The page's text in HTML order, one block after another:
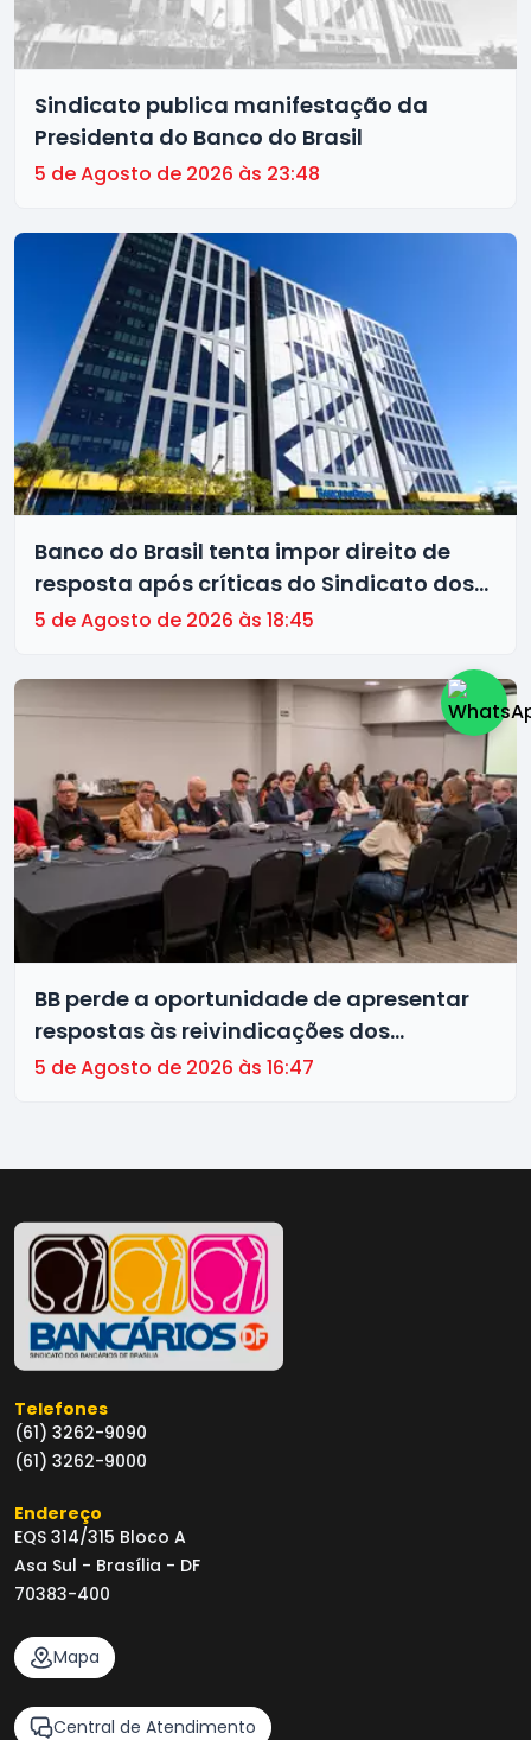
Sindicato publica manifestação da
Presidenta do Banco do Brasil
5 de Agosto de 2026 às 23:48
Banco do Brasil tenta impor direito de
resposta após críticas do Sindicato dos
Bancários de Brasília à gestão da
5 de Agosto de 2026 às 18:45
BB perde a oportunidade de apresentar
respostas às reivindicações dos
trabalhadores
5 de Agosto de 2026 às 16:47
Telefones
(61) 3262-9090
(61) 3262-9000
Endereço
EQS 314/315 Bloco A
Asa Sul - Brasília - DF
70383-400
Mapa
Central de Atendimento